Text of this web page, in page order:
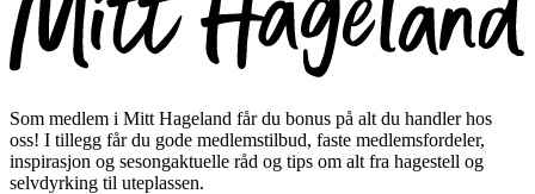
Som medlem i Mitt Hageland får du bonus på alt du handler hos
oss! I tillegg får du gode medlemstilbud, faste medlemsfordeler,
inspirasjon og sesongaktuelle råd og tips om alt fra hagestell og
selvdyrking til uteplassen.